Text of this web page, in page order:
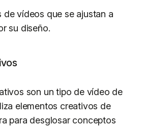
de vídeos que se ajustan a
su diseño.
son un tipo de vídeo de
elementos creativos de
para desglosar conceptos